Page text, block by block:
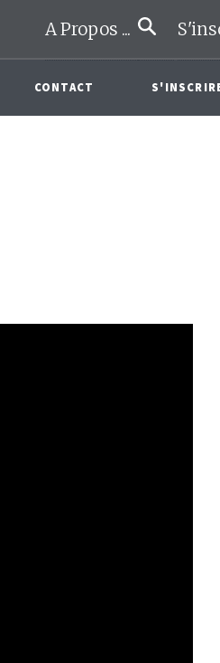
A Propos ...
CONTACT